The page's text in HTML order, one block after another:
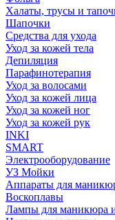
Халаты, трусы и
Шапочки
Средства для ухода
Уход за кожей тела
Депиляция
Парафинотерапия
Уход за волосами
Уход за кожей лица
Уход за кожей ног
Уход за кожей рук
INKI
SMART
Электрооборудование
УЗ Мойки
Аппараты для
Воскоплавы
Лампы для маникюра